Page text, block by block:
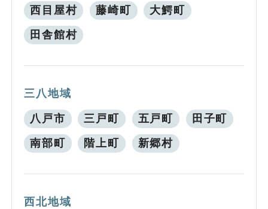
西目屋村 藤崎町 大鰐町
田舎館村
三八地域
八戸市 三戸町 五戸町 田子町
南部町 階上町 新郷村
西北地域